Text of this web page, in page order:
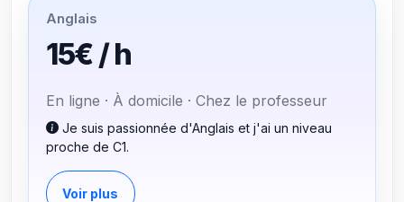
Anglais
15€ / h
En ligne · À domicile · Chez le professeur
Je suis passionnée d'Anglais et j'ai un niveau
proche de C1.
Voir plus